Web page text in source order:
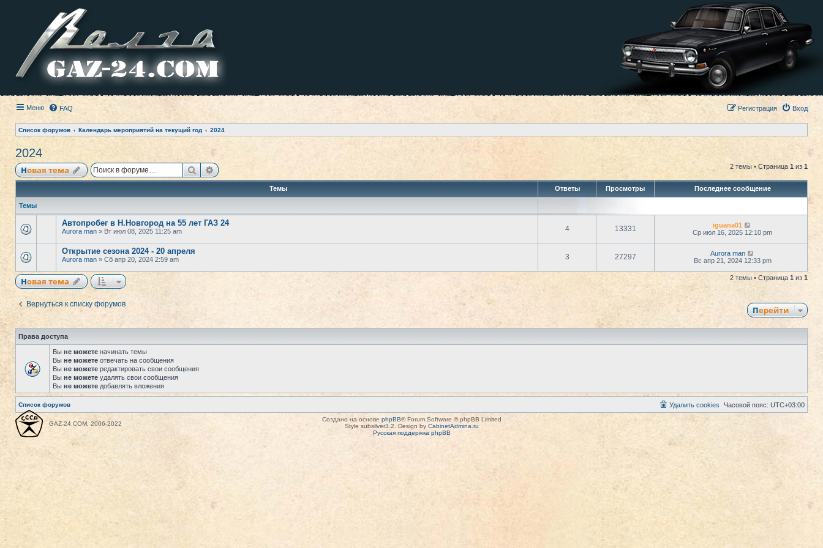
Меню FAQ Вход
Регистрация
Список форумов Календарь мероприятий на текущий год 2024
2024
Новая тема ПоискРасширенный поиск 2 темы • Страница 1 из 1
Темы Ответы Просмотры Последнее сообщение
Темы
Автопробег в Н.Новгород на 55 лет ГАЗ 24
Aurora man » Вт июл 08, 2025 11:25 am 4 13331
iguana01
Ср июл 16, 2025 12:10 pm
Открытие сезона 2024 - 20 апреля
Aurora man » Сб апр 20, 2024 2:59 am 3 27297
Aurora man
Вс апр 21, 2024 12:33 pm
Новая тема 2 темы • Страница 1 из 1
Вернуться к списку форумов
Перейти
Права доступа
Вы не можете начинать темы
Вы не можете отвечать на сообщения
Вы не можете редактировать свои сообщения
Вы не можете удалять свои сообщения
Вы не можете добавлять вложения
Список форумов Часовой пояс: UTC+03:00
Удалить cookies
GAZ-24.COM, 2006-2022
Создано на основе phpBB® Forum Software © phpBB Limited
Style subsilver3.2. Design by CabinetAdmina.ru
Русская поддержка phpBB